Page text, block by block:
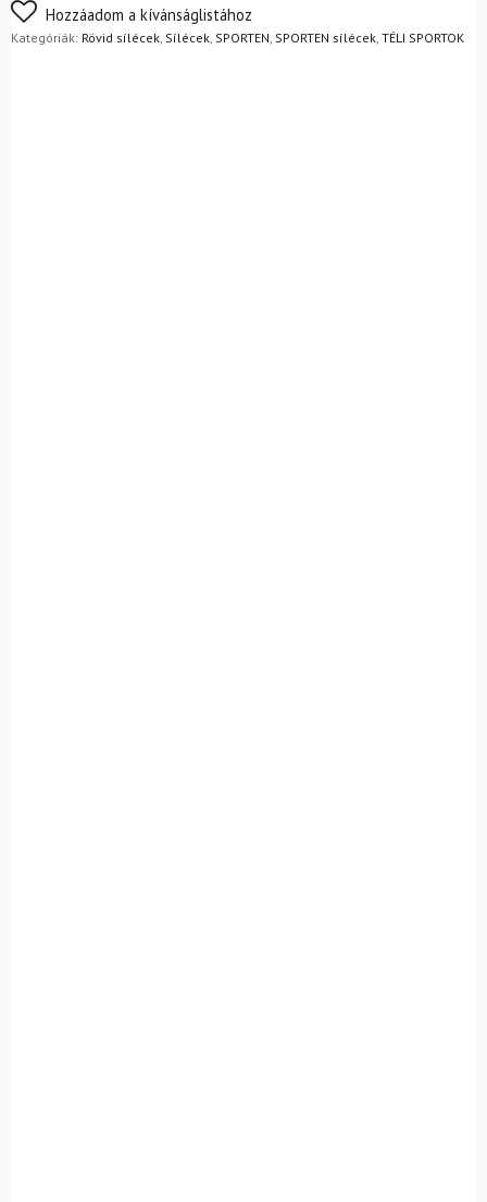
Nem biztos a választásában? Semmi gond – a terméket
egyszerűen visszaküldheti 14 napon belül, indoklás nélkül.
Hozzáadom a kívánságlistához
Kategóriák: Rövid sílécek, Sílécek, SPORTEN, SPORTEN sílécek, TÉLI SPORTOK